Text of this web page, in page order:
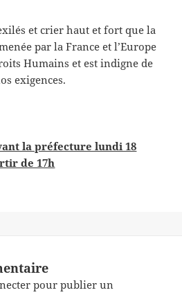
et crier haut et fort que la
par la France et l’Europe
Humains et est indigne de
exigences.
la préfecture lundi 18
de 17h
pour publier un